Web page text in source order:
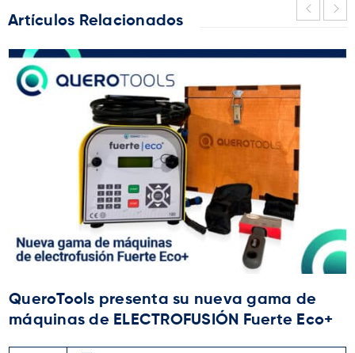
Artículos Relacionados
QueroTools presenta su nueva gama de
máquinas de ELECTROFUSIÓN Fuerte Eco+